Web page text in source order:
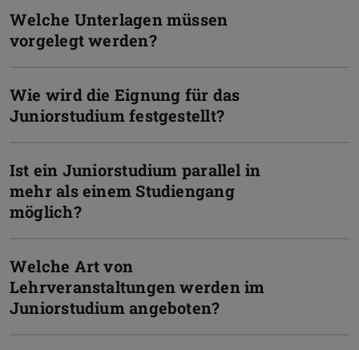
Welche Unterlagen müssen
vorgelegt werden?
Wie wird die Eignung für das
Juniorstudium festgestellt?
Ist ein Juniorstudium parallel in
mehr als einem Studiengang
möglich?
Welche Art von
Lehrveranstaltungen werden im
Juniorstudium angeboten?